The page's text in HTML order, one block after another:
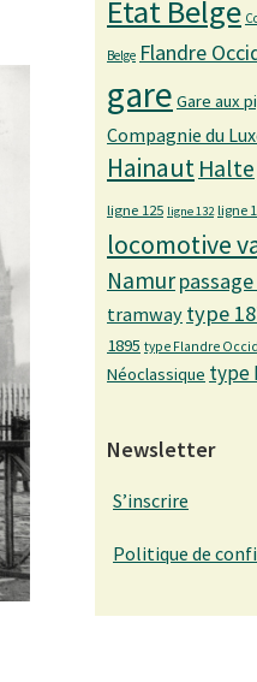
Etat Belge
Belge Flandre
gare Gare aux
Compagnie du
Hainaut Halte
ligne 125 ligne 132 ligne
locomotive
Namur
tramway type
1895 type Flandre
Néoclassique type
Newsletter
S’inscrire
Politique de